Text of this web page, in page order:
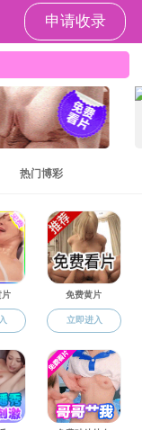
招生信息
来源：